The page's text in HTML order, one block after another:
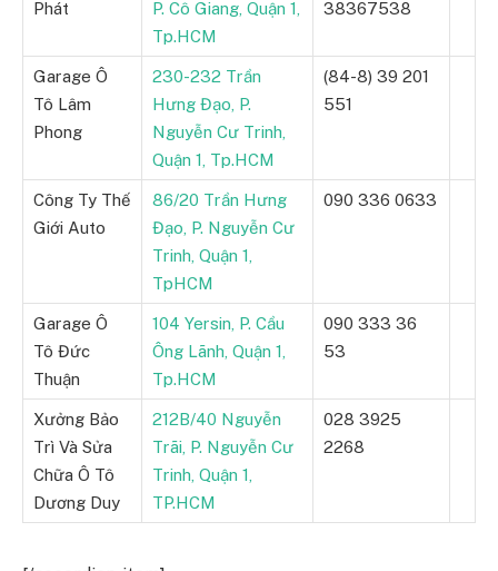
Phát
P. Cô Giang, Quận 1,
Tp.HCM
38367538
Garage Ô
Tô Lâm
Phong
230-232 Trần
Hưng Đạo, P.
Nguyễn Cư Trinh,
Quận 1, Tp.HCM
(84-8) 39 201
551
Công Ty Thế
Giới Auto
86/20 Trần Hưng
Đạo, P. Nguyễn Cư
Trinh, Quận 1,
TpHCM
090 336 0633
Garage Ô
Tô Đức
Thuận
104 Yersin, P. Cầu
Ông Lãnh, Quận 1,
Tp.HCM
090 333 36
53
Xưởng Bảo
Trì Và Sửa
Chữa Ô Tô
Dương Duy
212B/40 Nguyễn
Trãi, P. Nguyễn Cư
Trinh, Quận 1,
TP.HCM
028 3925
2268